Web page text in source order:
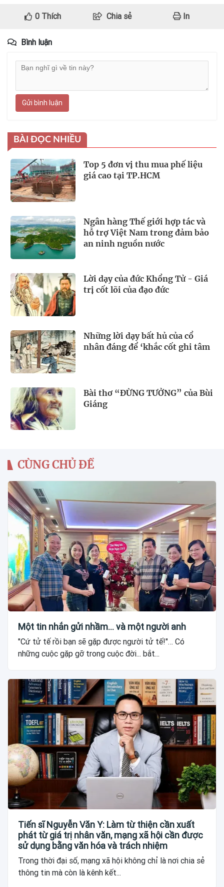
0Thích Chia sẻ In
Bình luận
Gửi bình luận
BÀI ĐỌC NHIỀU
Top 5 đơn vị thu mua phế liệu
giá cao tại TP.HCM
Ngân hàng Thế giới hợp tác và
hỗ trợ Việt Nam trong đảm bảo
an ninh nguồn nước
Lời dạy của đức Khổng Tử - Giá
trị cốt lõi của đạo đức
Những lời dạy bất hủ của cổ
nhân đáng để ‘khắc cốt ghi tâm
Bài thơ “ĐỪNG TƯỞNG” của Bùi
Giáng
CÙNG CHỦ ĐỀ
Một tin nhắn gửi nhầm... và một người anh
"Cứ tử tế rồi bạn sẽ gặp được người tử tế!"… Có
những cuộc gặp gỡ trong cuộc đời... bắt...
Tiến sĩ Nguyễn Văn Y: Làm từ thiện cần xuất
phát từ giá trị nhân văn, mạng xã hội cần được
sử dụng bằng văn hóa và trách nhiệm
Trong thời đại số, mạng xã hội không chỉ là nơi chia sẻ
thông tin mà còn là kênh kết...